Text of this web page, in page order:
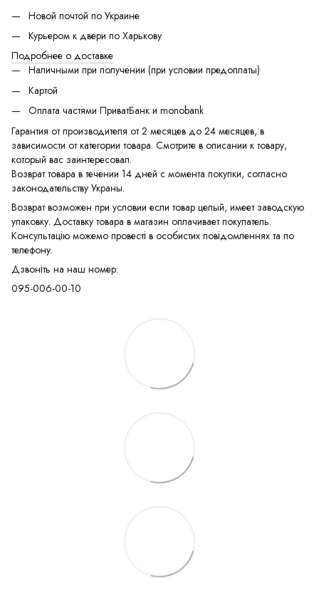
Новой почтой по Украине
Курьером к двери по Харькову
Подробнее о доставке
Наличными при получении (при условии предоплаты)
Картой
Оплата частями ПриватБанк и monobank
Гарантия от производителя от 2 месяцев до 24 месяцев, в
зависимости от категории товара. Смотрите в описании к товару,
который вас заинтересовал.
Возврат товара в течении 14 дней с момента покупки, согласно
законодательству Украны.
Возврат возможен при условии если товар целый, имеет заводскую
упаковку. Доставку товара в магазин оплачивает покупатель.
Консультацію можемо провесті в особистих повідомленнях та по
телефону.
Дзвоніть на наш номер:
095-006-00-10